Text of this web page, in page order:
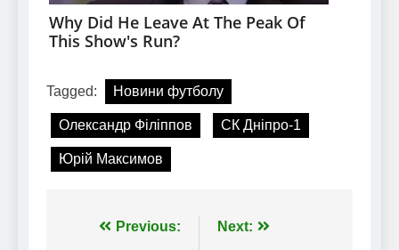
Tagged: Новини футболу
Олександр Філіппов СК Дніпро-1
Юрій Максимов
Навігація
Previous: Next: